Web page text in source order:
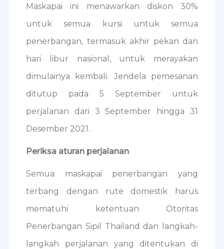
Maskapai ini menawarkan diskon 30%
untuk semua kursi untuk semua
penerbangan, termasuk akhir pekan dan
hari libur nasional, untuk merayakan
dimulainya kembali. Jendela pemesanan
ditutup pada 5 September untuk
perjalanan dari 3 September hingga 31
Desember 2021.
Periksa aturan perjalanan
Semua maskapai penerbangan yang
terbang dengan rute domestik harus
mematuhi ketentuan Otoritas
Penerbangan Sipil Thailand dan langkah-
langkah perjalanan yang ditentukan di